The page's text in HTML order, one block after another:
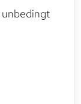
unbedingt